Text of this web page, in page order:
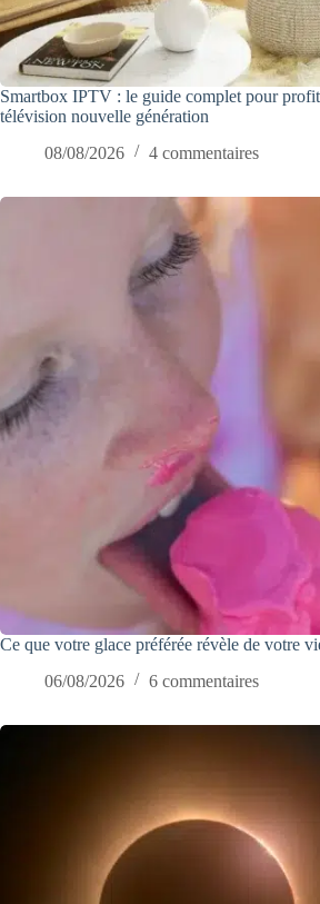
Smartbox IPTV : le guide complet pour
télévision nouvelle génération
08/08/2026
4 commentaires
Ce que votre glace préférée révèle de votre
06/08/2026
6 commentaires